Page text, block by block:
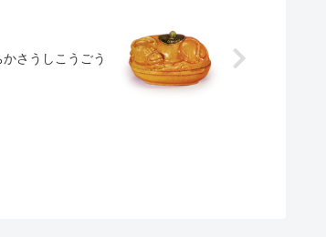
さうしこうごう